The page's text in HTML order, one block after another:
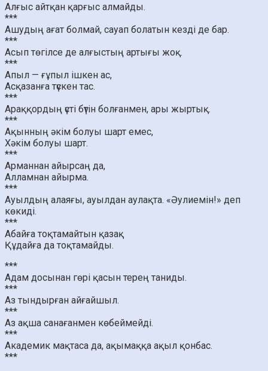
Алғыс айтқан қарғыс алмайды.
***
Ашудың ағат болмай, сауап болатын кезді де бар.
***
Асып төгілсе де алғыстың артығы жоқ.
***
Апыл — ғұпыл ішкен ас,
Асқазанға түскен тас.
***
Араққордың үсті бүтін болғанмен, ары жыртық.
***
Ақынның әкім болуы шарт емес,
Хәкім болуы шарт.
***
Арманнан айырсаң да,
Алламнан айырма.
***
Ауылдың алаяғы, ауылдан аулақта. «Әулиемін!» деп
көкиді.
***
Абайға тоқтамайтын қазақ
Құдайға да тоқтамайды.
***
Адам досынан гөрі қасын терең таниды.
***
Аз тындырған айғайшыл.
***
Аз ақша санағанмен көбеймейді.
***
Академик мақтаса да, ақымаққа ақыл қонбас.
***